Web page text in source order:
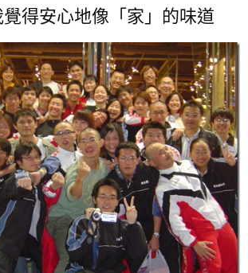
得安心地像「家」的味道